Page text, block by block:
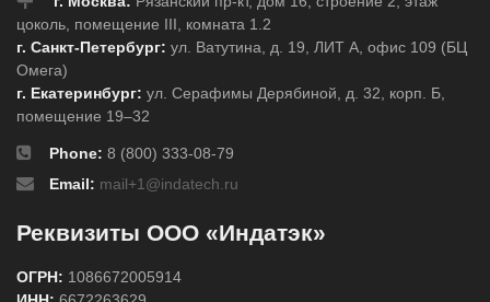
цоколь, помещение III, комната 1.2
г. Санкт-Петербург: ул. Ватутина, д. 19, ЛИТ А, офис 109 (БЦ
Омега)
г. Екатеринбург: ул. Серафимы Дерябиной, д. 32, корп. Б,
помещение 19–32
Phone: 8 (800) 333-08-79
Email: mail+1@indatech.ru
Реквизиты ООО «Индатэк»
ОГРН: 1086672005914